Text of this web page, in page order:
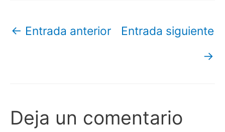
← Entrada anterior
Entrada siguiente
→
Deja un comentario